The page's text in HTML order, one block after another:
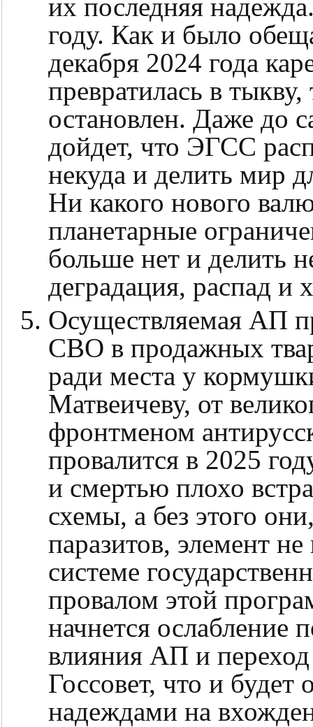
их последняя
году. Как и было
декабря 2024 года
превратилась в
остановлен. Даже до
дойдет, что ЭГСС
некуда и делить мир
Ни какого нового
планетарные
больше нет и делить
деградация, распад и
Осуществляемая АП
СВО в продажных
ради места у
Матвеичеву, от
фронтменом
провалится в 2025
и смертью плохо
схемы, а без этого
паразитов, элемент
системе
провалом этой
начнется ослабление
влияния АП и
Госсовет, что и будет
надеждами на